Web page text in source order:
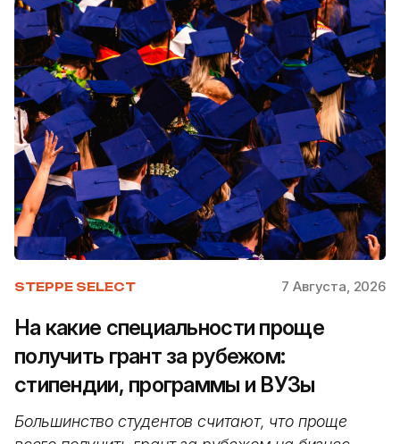
STEPPE SELECT 7 Августа, 2026
На какие специальности проще
получить грант за рубежом:
стипендии, программы и ВУЗы
Большинство студентов считают, что проще